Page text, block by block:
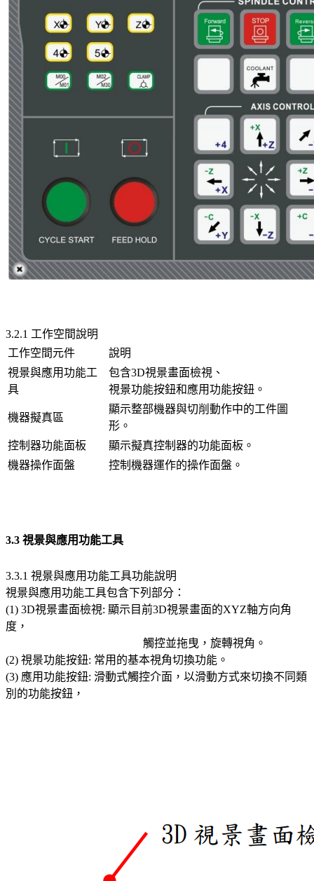
3.2.1 工作空間說明
工作空間元件
說明
視景與應用功能工
具
包含3D視景畫面檢視、
視景功能按鈕和應用功能按鈕。
機器擬真區
顯示整部機器與切削動作中的工件圖
形。
控制器功能面板
顯示擬真控制器的功能面板。
機器操作面盤
控制機器運作的操作面盤。
3.3 視景與應用功能工具
3.3.1 視景與應用功能工具功能說明
視景與應用功能工具包含下列部分：
(1) 3D視景畫面檢視: 顯示目前3D視景畫面的XYZ軸方向角
度，
觸控並拖曳，旋轉視角。
(2) 視景功能按鈕: 常用的基本視角切換功能。
(3) 應用功能按鈕: 滑動式觸控介面，以滑動方式來切換不同類
別的功能按鈕，